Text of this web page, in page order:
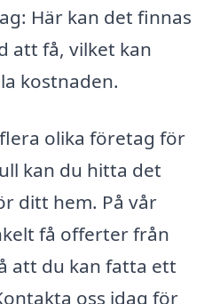
Här kan det finnas
att få, vilket kan
kostnaden.
olika företag för
kan du hitta det
ditt hem. På vår
få offerter från
att du kan fatta ett
oss idag för